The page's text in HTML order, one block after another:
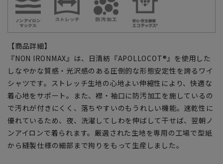
【商品詳細】
『NON IRONMAX』は、日清紡『APOLLOCOT®』を使用した
しなやかな質感・光沢感のある圧倒的な形態安定性を誇るワイ
シャツです。ストレッチ生地の心地よい伸縮性により、快適な
着心地をサポート。また、襟・袖口に防汚加工を施しているの
で汚れが付きにくく、落ちやすいのもうれしい機能。速乾性に
優れているため、夜、洗濯してしわを伸ばして干せば、翌朝ノ
ンアイロンで着られます。厳選された生地を専用の工場で型紙
から縫製仕様の細部まで拘りをもって生産しました。